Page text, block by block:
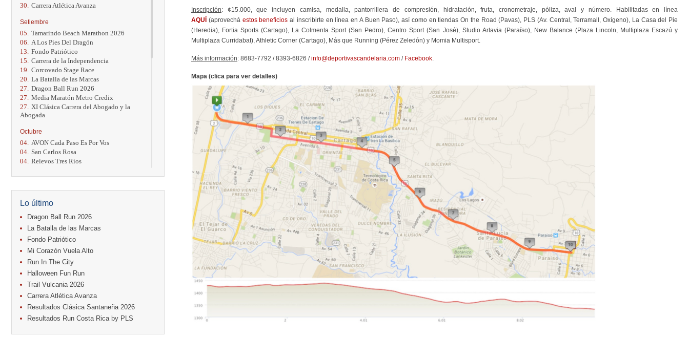
30. Carrera Atlética Avanza
Setiembre
05. Tamarindo Beach Marathon 2026
06.
A Los Pies Del Dragón
13. Fondo Patriótico
15. Carrera de la Independencia
19. Corcovado Stage Race
20. La Batalla de las Marcas
27. Dragon Ball Run 2026
27. Media Maratón Metro Credix
27.
XI Clásica Carrera del Abogado y la
Abogada
Octubre
04. AVON Cada Paso Es Por Vos
04. San Carlos Rosa
04. Relevos Tres Ríos
17. Caribe Paradise Run
Casa Turire Trail Run
18. Warriors Run Circuit
18. Samsung Jacó Beach Half Marathon
2026
25. Run Alajuela
31. Halloween Fun Run
Entre Pan y Rosas
Diciembre
06. Trail Vulcania 2026
Lo último
Dragon Ball Run 2026
La Batalla de las Marcas
Fondo Patriótico
Mi Corazón Vuela Alto
Run In The City
Halloween Fun Run
Trail Vulcania 2026
Carrera Atlética Avanza
Resultados Clásica Santaneña 2026
Resultados Run Costa Rica by PLS
Inscripción: ¢15.000, que incluyen camisa, medalla, pantorrillera de compresión, hidratación, fruta, cronometraje, póliza, aval y número. Habilitadas en línea
AQUÍ (aprovechá estos beneficios al inscribirte en línea en A Buen Paso), así como en tiendas On the Road (Pavas), PLS (Av. Central, Terramall, Oxígeno), La Casa del Pie
(Heredia), Fortia Sports (Cartago), La Colmenta Sport (San Pedro), Centro Sport (San José), Studio Artavia (Paraíso), New Balance (Plaza Lincoln, Multiplaza Escazú y
Multiplaza Curridabat), Athletic Corner (Cartago), Más que Running (Pérez Zeledón) y Momia Multisport.
Más información: 8683-7792 / 8393-6826 /info@deportivascandelaria.com / Facebook
Mapa (clica para ver detalles)